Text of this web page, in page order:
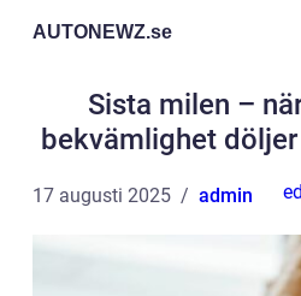
AUTONEWZ.se
Sista milen –
bekvämlighet
17 augusti 2025 admin